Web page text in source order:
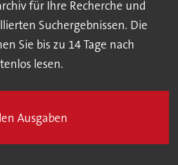
für Ihre Recherche und
Suchergebnissen. Die
Sie bis zu 14 Tage nach
lesen.
Ausgaben